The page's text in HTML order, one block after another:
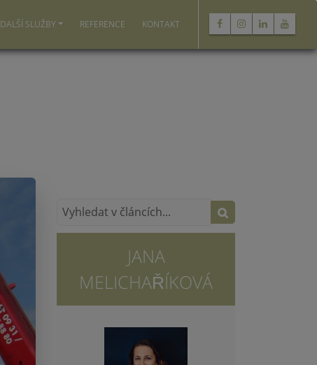
DALŠÍ SLUŽBY REFERENCE KONTAKT
JANA
MELICHAŘÍKOVÁ